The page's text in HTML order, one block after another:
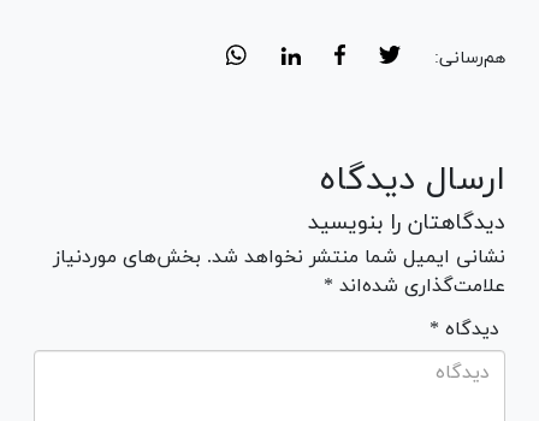
هم‌رسانی:
ارسال دیدگاه
دیدگاهتان را بنویسید
نشانی ایمیل شما منتشر نخواهد شد. بخش‌های موردنیاز
علامت‌گذاری شده‌اند *
* دیدگاه